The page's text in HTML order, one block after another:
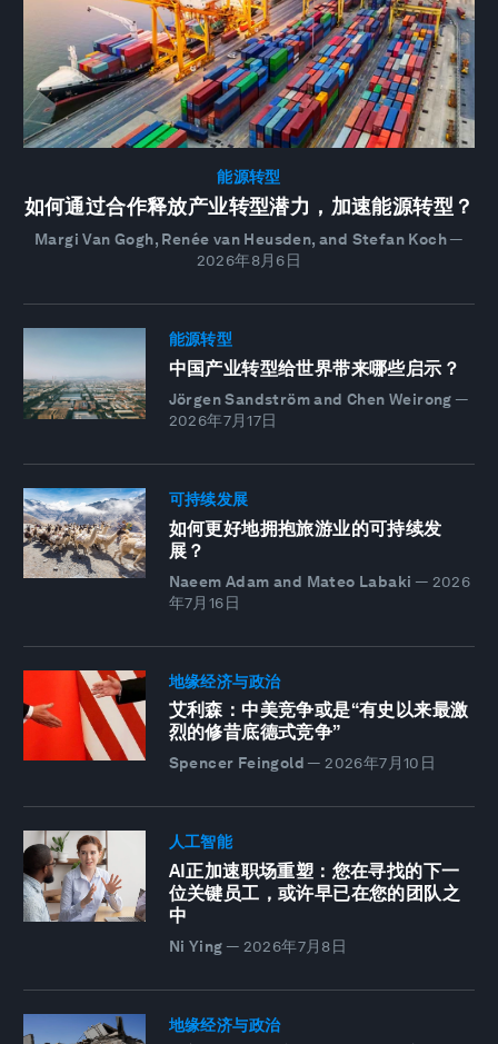
能源转型
如何通过合作释放产业转型潜力，加速能源转型？
Margi Van Gogh, Renée van Heusden, and Stefan Koch—
2026年8月6日
能源转型
中国产业转型给世界带来哪些启示？
Jörgen Sandström and Chen Weirong —
2026年7月17日
可持续发展
如何更好地拥抱旅游业的可持续发
展？
Naeem Adam and Mateo Labaki — 2026
年7月16日
地缘经济与政治
艾利森：中美竞争或是“有史以来最激
烈的修昔底德式竞争”
Spencer Feingold — 2026年7月10日
人工智能
AI正加速职场重塑：您在寻找的下一
位关键员工，或许早已在您的团队之
中
Ni Ying — 2026年7月8日
地缘经济与政治